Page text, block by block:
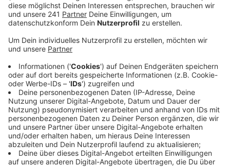
gewährleistet werden könne und die
Arbeitsbelastung für die Putzkräfte viel zu hoch
werden würde.
Veröffentlicht:Dienstag, 25.08.2020 09:50
Anzeige
Unsere Stadtverwaltung kann nicht genau sagen, wie
viel Zeit eine Putzkraft pro Klassenraum zur
Verfügung stehen. Die Zeit werde auf ganze Gebäude
kalkuliert. Allerdings habe man den Putz-Turnus im
Rahmen der Corona-Pandemie verdoppelt. Aktuell